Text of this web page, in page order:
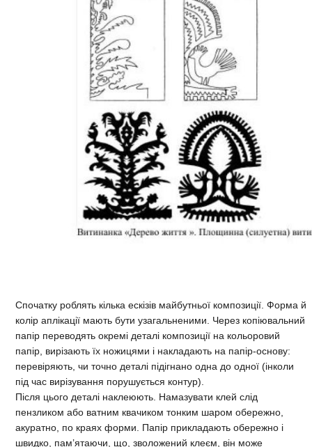
Спочатку роблять кілька ескізів майбутньої композиції. Форма й
колір аплікації мають бути узагальненими. Через копіювальний
папір переводять окремі деталі композиції на кольоровий
папір, вирізають їх ножицями і накладають на папір-основу:
перевіряють, чи точно деталі підігнано одна до одної (інколи
під час вирізування порушується контур).
Після цього деталі наклеюють. Намазувати клей слід
пензликом або ватним квачиком тонким шаром обережно,
акуратно, по краях форми. Папір прикладають обережно і
швидко, пам’ятаючи, що, зволожений клеєм, він може